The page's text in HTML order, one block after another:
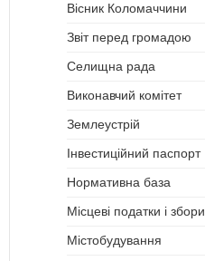
Вісник Коломаччини
Звіт перед громадою
Селищна рада
Виконавчий комітет
Землеустрій
Інвестиційний паспорт
Нормативна база
Місцеві податки і збори
Містобудування